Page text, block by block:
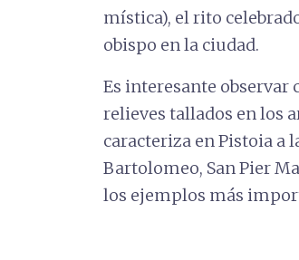
mística), el rito
obispo en la ciudad.
Es interesante observar
relieves tallados en los
caracteriza en Pistoia a
Bartolomeo, San Pier
los ejemplos más